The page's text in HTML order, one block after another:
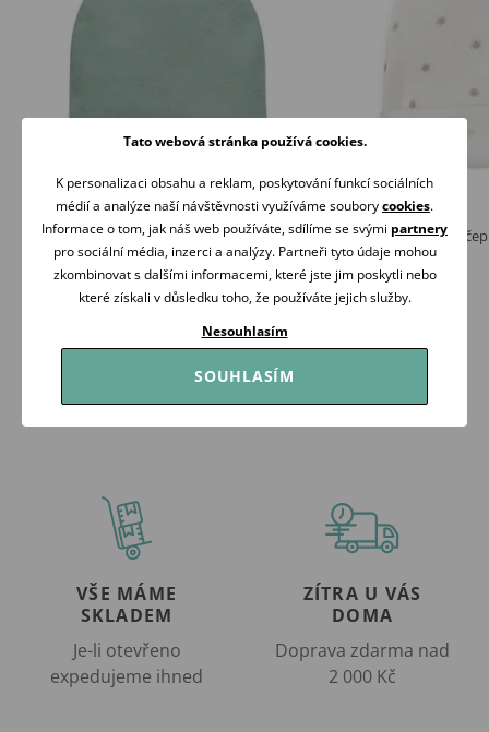
PINOKIO Kojenecká čepička Lovely Day
ŠALVĚJOVÁ
99 Kč
Skladem
PINOKIO Kojenecká
99 Kč
Skladem
VŠE MÁME
SKLADEM
Je-li otevřeno
expedujeme ihned
ZÍTRA U VÁS
DOMA
Doprava zdarma nad
2 000 Kč
Tato webová stránka používá cookies.
K personalizaci obsahu a reklam, poskytování funkcí sociálních
médií a analýze naší návštěvnosti využíváme souborycookies.
Informace o tom, jak náš web používáte, sdílíme se svými partnery
pro sociální média, inzerci a analýzy. Partneři tyto údaje mohou
zkombinovat s dalšími informacemi, které jste jim poskytli nebo
které získali v důsledku toho, že používáte jejich služby.
Nesouhlasím
SOUHLASÍM